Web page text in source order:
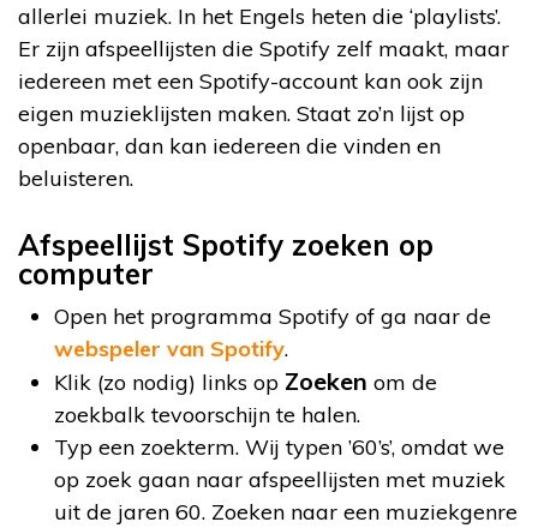
allerlei muziek. In het Engels heten die ‘playlists’.
Er zijn afspeellijsten die Spotify zelf maakt, maar
iedereen met een Spotify-account kan ook zijn
eigen muzieklijsten maken. Staat zo’n lijst op
openbaar, dan kan iedereen die vinden en
beluisteren.
Afspeellijst Spotify zoeken op
computer
Open het programma Spotify of ga naar de
webspeler van Spotify.
Klik (zo nodig) links op Zoeken om de
zoekbalk tevoorschijn te halen.
Typ een zoekterm. Wij typen ’60’s’, omdat we
op zoek gaan naar afspeellijsten met muziek
uit de jaren 60. Zoeken naar een muziekgenre